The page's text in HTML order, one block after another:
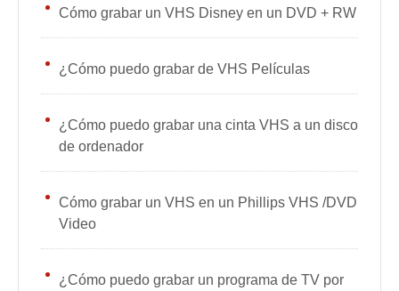
Cómo grabar un VHS Disney en un DVD + RW
¿Cómo puedo grabar de VHS Películas
¿Cómo puedo grabar una cinta VHS a un disco
de ordenador
Cómo grabar un VHS en un Phillips VHS /DVD
Video
¿Cómo puedo grabar un programa de TV por